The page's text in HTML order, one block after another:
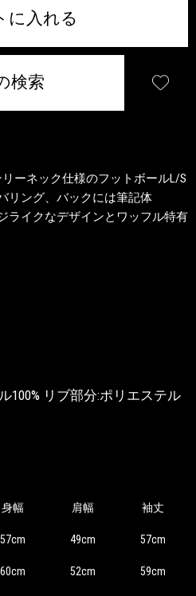
に入れる
検索
ーネック仕様のフットボールL/S
リング、バックには筆記体
ライクなデザインとワッフル特有
100% リブ部分:ポリエステル
身幅 肩幅 袖丈
57cm 49cm 57cm
60cm 52cm 59cm